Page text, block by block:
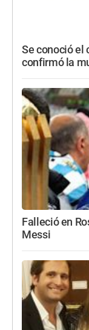
Se conoció el
confirmó la
Falleció en
Messi